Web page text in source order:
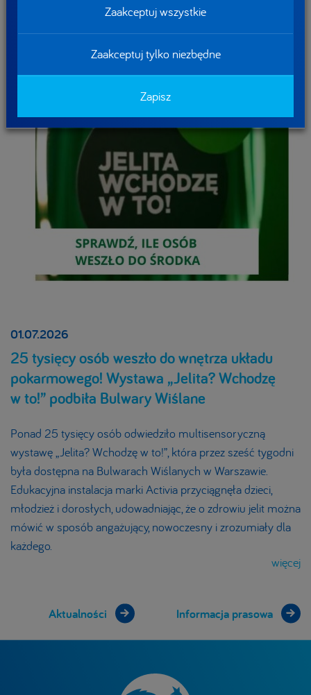
01.07.2026
25 tysięcy osób weszło do wnętrza układu
pokarmowego! Wystawa „Jelita? Wchodzę
w to!” podbiła Bulwary Wiślane
Ponad 25 tysięcy osób odwiedziło multisensoryczną
wystawę „Jelita? Wchodzę w to!”, która przez sześć tygodni
była dostępna na Bulwarach Wiślanych w Warszawie.
Edukacyjna instalacja marki Activia przyciągnęła dzieci,
młodzież i dorosłych, udowadniając, że o zdrowiu jelit można
mówić w sposób angażujący, nowoczesny i zrozumiały dla
każdego.
więcej
Aktualności Informacja prasowa
Zaakceptuj wszystkie
Zaakceptuj tylko niezbędne
Zapisz